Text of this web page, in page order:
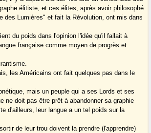
élitiste, et ces élites, après avoir philosophé
des Lumières" et fait la Révolution, ont mis dans
du poids dans l'opinion l'idée qu'il fallait à
française comme moyen de progrès et
les Américains ont fait quelques pas dans le
mais un peuple qui a ses Lords et ses
ne doit pas être prêt à abandonner sa graphie
d'ailleurs, leur langue a un tel poids sur la
de leur trou doivent la prendre (l'apprendre)